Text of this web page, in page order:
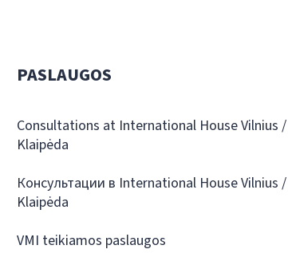
PASLAUGOS
Consultations at International House Vilnius /
Klaipėda
Консультации в International House Vilnius /
Klaipėda
VMI teikiamos paslaugos